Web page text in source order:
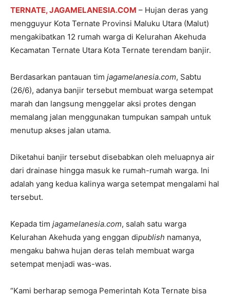
TERNATE, JAGAMELANESIA.COM – Hujan deras yang
mengguyur Kota Ternate Provinsi Maluku Utara (Malut)
mengakibatkan 12 rumah warga di Kelurahan Akehuda
Kecamatan Ternate Utara Kota Ternate terendam banjir.
Berdasarkan pantauan tim jagamelanesia.com, Sabtu
(26/6), adanya banjir tersebut membuat warga setempat
marah dan langsung menggelar aksi protes dengan
memalang jalan menggunakan tumpukan sampah untuk
menutup akses jalan utama.
Diketahui banjir tersebut disebabkan oleh meluapnya air
dari drainase hingga masuk ke rumah-rumah warga. Ini
adalah yang kedua kalinya warga setempat mengalami hal
tersebut.
Kepada tim jagamelanesia.com, salah satu warga
Kelurahan Akehuda yang enggan dipublish namanya,
mengaku bahwa hujan deras telah membuat warga
setempat menjadi was-was.
“Kami berharap semoga Pemerintah Kota Ternate bisa